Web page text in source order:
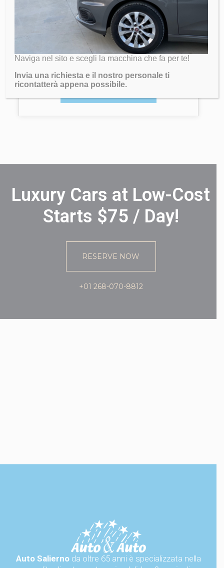
14800
Chilometri:0
Luxury Cars at Low-Cost
Starts $75 / Day!
RESERVE NOW
+01 268-070-8812
Auto Saliernoda oltre 65 anni è specializzata nella
Naviga nel sito e scegli la macchina che fa per te!
Invia una richiesta e il nostro personale ti
ricontatterà appena possibile.